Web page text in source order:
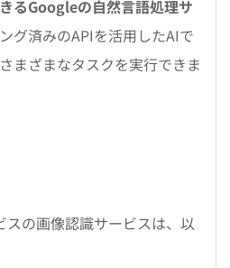
るGoogleの自然言語処理サ
グ済みのAPIを活用したAIで
まざまなタスクを実行できま
の画像認識サービスは、以